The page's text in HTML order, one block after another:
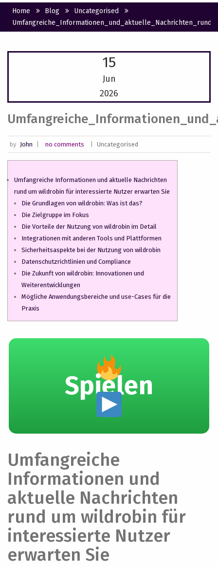
Home Blog
Uncategorised
15
Jun
2026
by John no comments Uncategorised
Umfangreiche Informationen und aktuelle Nachrichten
rund um wildrobin für interessierte Nutzer erwarten Sie
Die Grundlagen von wildrobin: Was ist das?
Die Zielgruppe im Fokus
Die Vorteile der Nutzung von wildrobin im Detail
Integrationen mit anderen Tools und Plattformen
Sicherheitsaspekte bei der Nutzung von wildrobin
Datenschutzrichtlinien und Compliance
Die Zukunft von wildrobin: Innovationen und
Weiterentwicklungen
Mögliche Anwendungsbereiche und use-Cases für die
Praxis
Spielen
Umfangreiche
Informationen und
aktuelle Nachrichten
rund um wildrobin für
interessierte Nutzer
erwarten Sie